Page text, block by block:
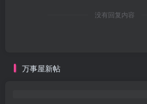
没有回复内容
万事屋新帖